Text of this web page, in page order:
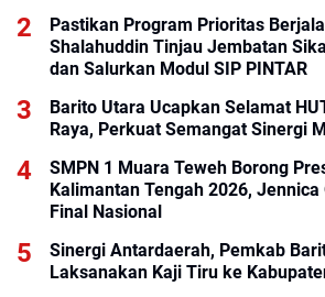
Pastikan Program Prioritas
Shalahuddin Tinjau Jembatan
dan Salurkan Modul SIP PINTAR
Barito Utara Ucapkan Selamat
Raya, Perkuat Semangat Sinergi
SMPN 1 Muara Teweh Borong
Kalimantan Tengah 2026,
Final Nasional
Sinergi Antardaerah, Pemkab
Laksanakan Kaji Tiru ke